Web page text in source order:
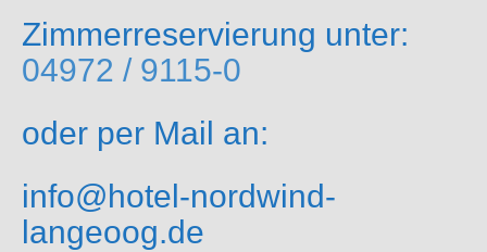
Zimmerreservierung unter:
04972 / 9115-0
oder per Mail an:
info@hotel-nordwind-
langeoog.de